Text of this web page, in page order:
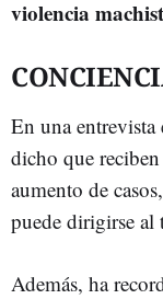
violencia
En una
dicho que
aumento de
puede dirigirse al
Además, ha